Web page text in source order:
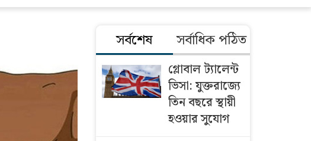
সর্বশেষ সর্বাধিক পঠিত
গ্লোবাল ট্যালেন্ট
ভিসা: যুক্তরাজ্যে
তিন বছরে স্থায়ী
হওয়ার সুযোগ